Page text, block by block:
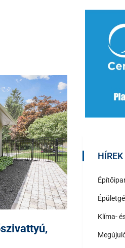
HÍREK
Klíma-